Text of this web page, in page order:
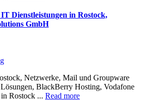
Dienstleistungen in Rostock,
GmbH
Netzwerke, Mail und Groupware
BlackBerry Hosting, Vodafone
Rostock ... Read more